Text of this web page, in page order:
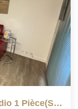
En Exclusivité : Charmant Studio 1 Pièce(s) 23 M2 Avec Une...